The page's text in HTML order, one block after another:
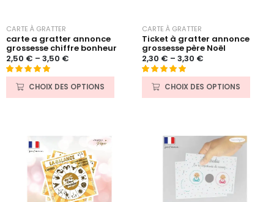
CARTE À GRATTER
carte a gratter annonce
grossesse chiffre bonheur
2,50 € – 3,50 €
Noté 5.00
sur 5 basé
CHOIX DES OPTIONS
CARTE À GRATTER
Ticket à gratter annonce
grossesse père Noël
2,30 € – 3,30 €
Noté 5.00
sur 5 basé
CHOIX DES OPTIONS